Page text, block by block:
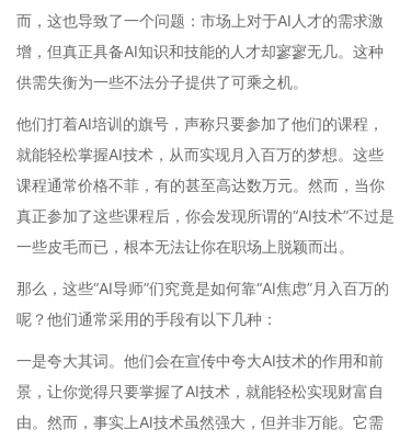
而，这也导致了一个问题：市场上对于AI人才的需求激
增，但真正具备AI知识和技能的人才却寥寥无几。这种
供需失衡为一些不法分子提供了可乘之机。
他们打着AI培训的旗号，声称只要参加了他们的课程，
就能轻松掌握AI技术，从而实现月入百万的梦想。这些
课程通常价格不菲，有的甚至高达数万元。然而，当你
真正参加了这些课程后，你会发现所谓的“AI技术”不过是
一些皮毛而已，根本无法让你在职场上脱颖而出。
那么，这些“AI导师”们究竟是如何靠“AI焦虑”月入百万的
呢？他们通常采用的手段有以下几种：
一是夸大其词。他们会在宣传中夸大AI技术的作用和前
景，让你觉得只要掌握了AI技术，就能轻松实现财富自
由。然而，事实上AI技术虽然强大，但并非万能。它需